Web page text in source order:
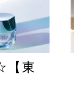
東